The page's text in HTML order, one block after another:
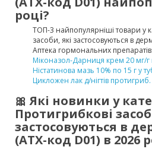
році?
ТОП-3 найпопулярніші товари у
засоби, які застосовуються в
Аптека гормональних препаратів:
Міконазол-Дарниця крем 20 мг/г
Ністатинова мазь 10% по 15 г у
Цикложен лак д/нігтів протигриб.
🎀 Які новинки у
Протигрибкові
застосовуються в
(ATX-код D01) в 2026